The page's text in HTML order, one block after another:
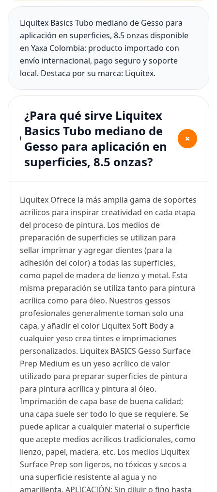
Liquitex Basics Tubo mediano de Gesso para
aplicación en superficies, 8.5 onzas disponible
en Yaxa Colombia: producto importado con
envío internacional, pago seguro y soporte
local. Destaca por su marca: Liquitex.
¿Para qué sirve Liquitex
Basics Tubo mediano de
Gesso para aplicación en
superficies, 8.5 onzas?
+
Liquitex Ofrece la más amplia gama de soportes
acrílicos para inspirar creatividad en cada etapa
del proceso de pintura. Los medios de
preparación de superficies se utilizan para
sellar imprimar y agregar dientes (para la
adhesión del color) a todas las superficies,
como papel de madera de lienzo y metal. Esta
misma preparación se utiliza tanto para pintura
acrílica como para óleo. Nuestros gessos
profesionales generalmente toman solo una
capa, y añadir el color Liquitex Soft Body a
cualquier yeso crea tintes e imprimaciones
personalizados. Liquitex BASICS Gesso Surface
Prep Medium es un yeso acrílico de valor
utilizado para preparar superficies de pintura
para pintura acrílica y pintura al óleo.
Imprimación de capa base de buena calidad;
una capa suele ser todo lo que se requiere. Se
puede aplicar a cualquier material o superficie
que acepte medios acrílicos tradicionales, como
lienzo, papel, madera, etc. Los medios Liquitex
Surface Prep son ligeros, no tóxicos y secos a
una superficie resistente al agua y no
amarillenta. APLICACIÓN: Sin diluir o fino hasta